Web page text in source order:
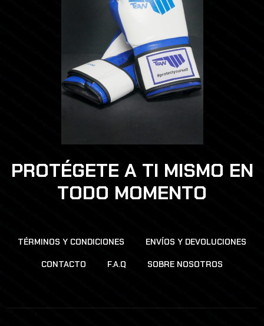
PROTÉGETE A TI MISMO EN
TODO MOMENTO
TÉRMINOS Y CONDICIONES ENVÍOS Y DEVOLUCIONES
CONTACTO F.A.Q SOBRE NOSOTROS